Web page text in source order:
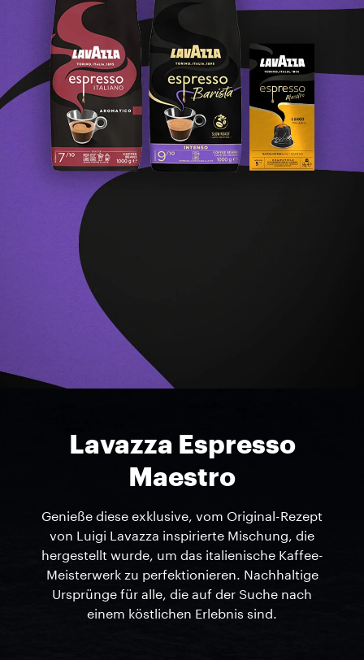
Lavazza Espresso
Maestro
Genieße diese exklusive, vom Original-Rezept
von Luigi Lavazza inspirierte Mischung, die
hergestellt wurde, um das italienische Kaffee-
Meisterwerk zu perfektionieren. Nachhaltige
Ursprünge für alle, die auf der Suche nach
einem köstlichen Erlebnis sind.